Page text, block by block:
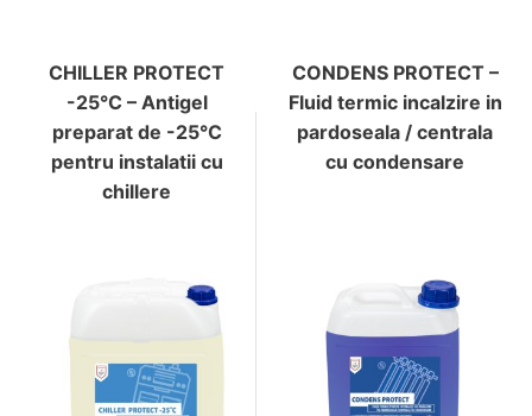
CHILLER PROTECT
-25°C – Antigel
preparat de -25°C
pentru instalatii cu
chillere
CONDENS PROTECT –
Fluid termic incalzire in
pardoseala / centrala
cu condensare